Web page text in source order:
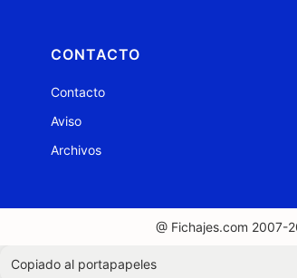
CONTACTO
Contacto
Aviso
Archivos
@ Fichajes.com 2007-
Copiado al portapapeles